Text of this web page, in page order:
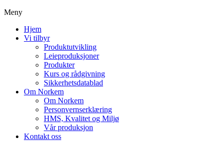
Meny
Hjem
Vi tilbyr
Produktutvikling
Leieproduksjoner
Produkter
Kurs og rådgivning
Sikkerhetsdatablad
Om Norkem
Om Norkem
Personvernserklæring
HMS, Kvalitet og Miljø
Vår produksjon
Kontakt oss